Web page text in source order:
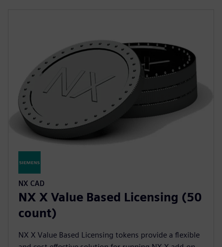
NX CAD
NX X Value Based Licensing (50
count)
NX X Value Based Licensing tokens provide a flexible